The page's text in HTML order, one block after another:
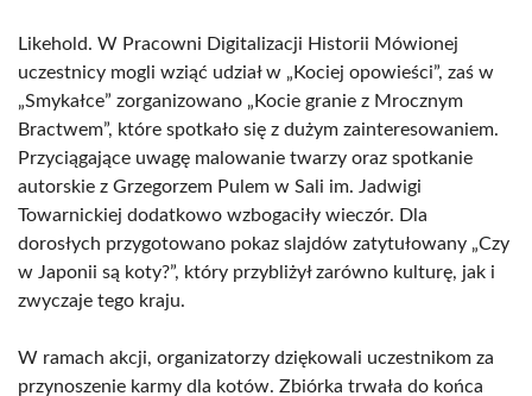
Likehold. W Pracowni Digitalizacji Historii Mówionej
uczestnicy mogli wziąć udział w „Kociej opowieści”, zaś w
„Smykałce” zorganizowano „Kocie granie z Mrocznym
Bractwem”, które spotkało się z dużym zainteresowaniem.
Przyciągające uwagę malowanie twarzy oraz spotkanie
autorskie z Grzegorzem Pulem w Sali im. Jadwigi
Towarnickiej dodatkowo wzbogaciły wieczór. Dla
dorosłych przygotowano pokaz slajdów zatytułowany „Czy
w Japonii są koty?”, który przybliżył zarówno kulturę, jak i
zwyczaje tego kraju.
W ramach akcji, organizatorzy dziękowali uczestnikom za
przynoszenie karmy dla kotów. Zbiórka trwała do końca